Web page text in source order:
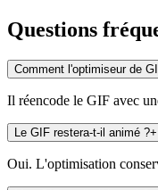
Questions
Comment l'optimiseur de
Il réencode le GIF avec
Le GIF restera-t-il animé ?+
Oui. L'optimisation